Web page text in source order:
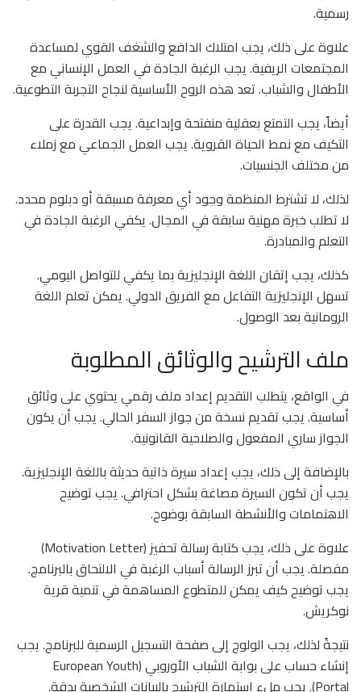
رسمية.
علاوة على ذلك، يجب امتلاك الدافع والشغف القوي لمساعدة
المجتمعات الريفية. يجب الرغبة الجادة في العمل الإنساني مع
الأطفال والشباب. تعد هذه الروح الأساسية لنجاح التجربة التطوعية.
أيضاً، يجب التمتع بعقلية منفتحة وإبداعية. يجب القدرة على
التكيف مع نمط الحياة القروية. يجب العمل الجماعي مع زملاء
من مختلف الجنسيات.
لذلك، لا تشترط المنظمة وجود أي معرفة مسبقة أو دبلوم محدد.
لا تطلب خبرة مهنية سابقة في المجال. يكفي الرغبة الجادة في
التعلم والمبادرة.
كذلك، يجب إتقان اللغة الإنجليزية بما يكفي للتواصل اليومي.
تسهل الإنجليزية التفاعل مع الفريق الدولي. يمكن تعلم اللغة
الرومانية بعد الوصول.
ملف الترشيح والوثائق المطلوبة
في الواقع، يتطلب التقديم إعداد ملف رقمي يحتوي على وثائق
أساسية. يجب تقديم نسخة من جواز السفر الحالي. يجب أن يكون
الجواز ساري المفعول والصلاحية القانونية.
بالإضافة إلى ذلك، يجب إعداد سيرة ذاتية حديثة باللغة الإنجليزية.
يجب أن تكون السيرة مصاغة بشكل احترافي. يجب توضيح
الاهتمامات والأنشطة السابقة بوضوح.
علاوة على ذلك، يجب كتابة رسالة تحفيز (Motivation Letter)
مفصلة. يجب أن تبرز الرسالة أسباب الرغبة في الالتحاق بالبرنامج.
يجب توضيح كيف يمكن للمتطوع المساهمة في تنمية قرية
نوكريش.
نتيجةً لذلك، يجب الولوج إلى صفحة التسجيل الرسمية للبرنامج. يجب
إنشاء حساب على بوابة الشباب الأوروبي (European Youth
Portal). يجب ملء استمارة الترشيح بالبيانات الشخصية بدقة.